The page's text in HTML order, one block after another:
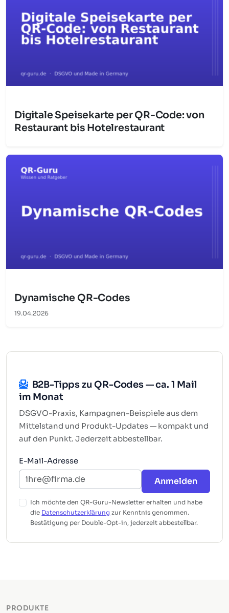
Digitale Speisekarte per QR-Code: von
Restaurant bis Hotelrestaurant
Dynamische QR-Codes
19.04.2026
B2B-Tipps zu QR-Codes — ca. 1 Mail
im Monat
DSGVO-Praxis, Kampagnen-Beispiele aus dem
Mittelstand und Produkt-Updates — kompakt und
auf den Punkt. Jederzeit abbestellbar.
E-Mail-Adresse
Anmelden
Ich möchte den QR-Guru-Newsletter erhalten und habe
die Datenschutzerklärung zur Kenntnis genommen.
Bestätigung per Double-Opt-in, jederzeit abbestellbar.
PRODUKTE